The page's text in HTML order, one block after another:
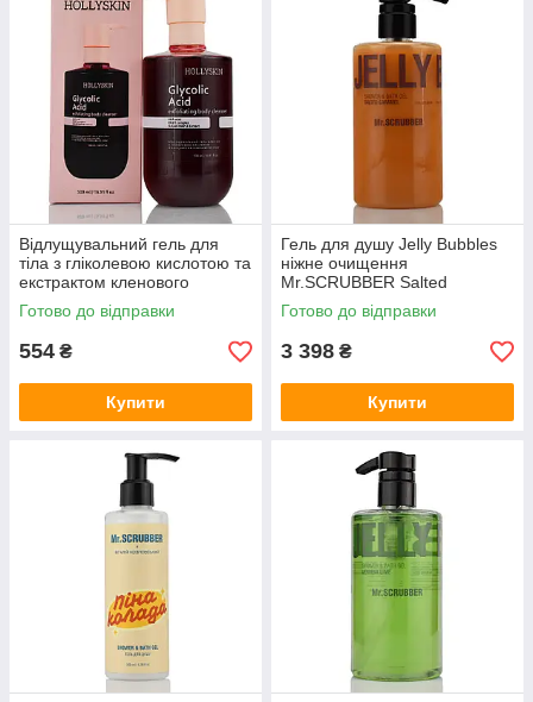
Відлущувальний гель для
тіла з гліколевою кислотою та
екстрактом кленового
HOLLYSKINGlycolic Acid
Exfoliating Body Cleanser 500
Готово до відправки
554 ₴
Купити
Гель для душу Jelly Bubbles
ніжне очищення
Mr.SCRUBBER Salted
Caramel Shower & Bath Gel
500 мл
Готово до відправки
3 398 ₴
Купити